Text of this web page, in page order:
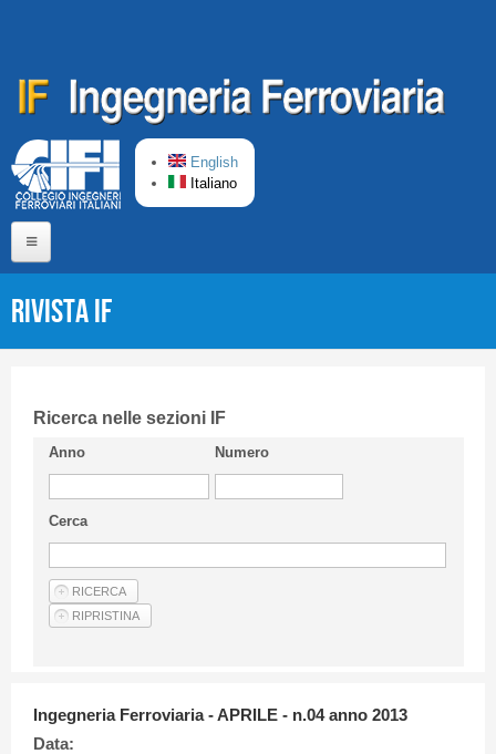
English
Italiano
CIFI in breve
Linee Guida
Privacy Policy
Articoli
Rivista IF
Ricerca nelle sezioni IF
Anno Numero
Cerca
Ingegneria Ferroviaria - APRILE - n.04 anno 2013
Data: